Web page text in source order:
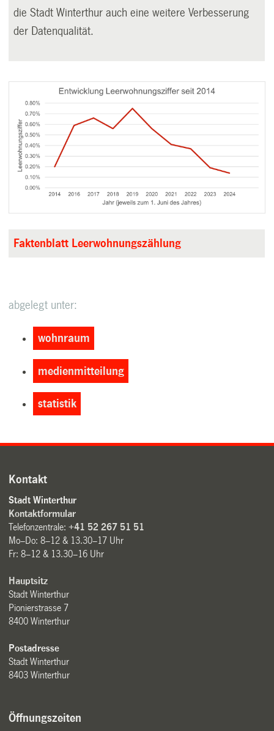
die Stadt Winterthur auch eine weitere Verbesserung
der Datenqualität.
Faktenblatt Leerwohnungszählung
abgelegt unter:
wohnraum
medienmitteilung
statistik
Kontakt
Stadt Winterthur
Kontaktformular
Telefonzentrale:+41 52 267 51 51
Mo–Do: 8–12 & 13.30–17 Uhr
Fr: 8–12 & 13.30–16 Uhr
Hauptsitz
Stadt Winterthur
Pionierstrasse 7
8400 Winterthur
Postadresse
Stadt Winterthur
8403 Winterthur
Öffnungszeiten